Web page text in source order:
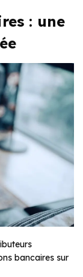
: une
bancaires sur